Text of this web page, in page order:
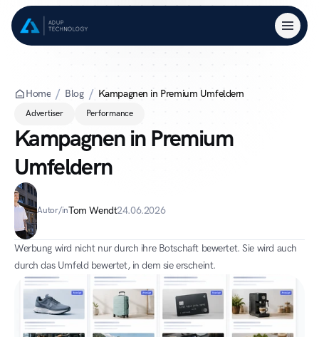
Home Blog Kampagnen in Premium Umfeldern
Advertiser Performance
Kampagnen in Premium
Umfeldern
Autor/inTom Wendt24.06.2026
Werbung wird nicht nur durch ihre Botschaft bewertet. Sie wird auch
durch das Umfeld bewertet, in dem sie erscheint.